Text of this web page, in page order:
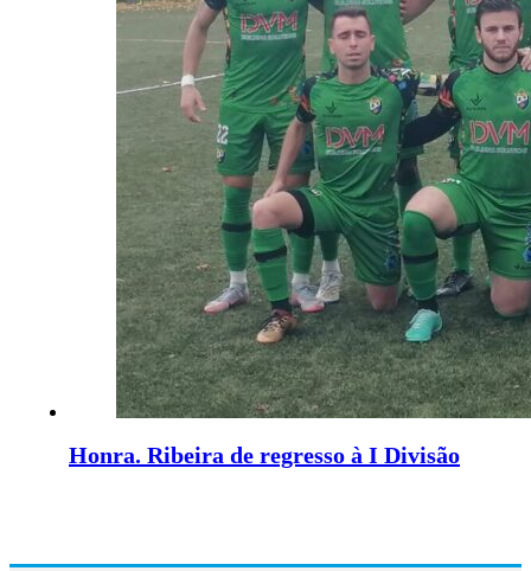
Honra. Ribeira de regresso à I Divisão